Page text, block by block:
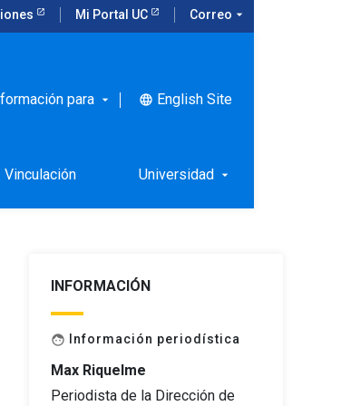
Mi Portal UC Correo arrow_drop_down
para arrow_drop_down language English Site
Vinculación Universidad arrow_drop_down
INFORMACIÓN
face Información periodística
Max Riquelme
Periodista de la Dirección de